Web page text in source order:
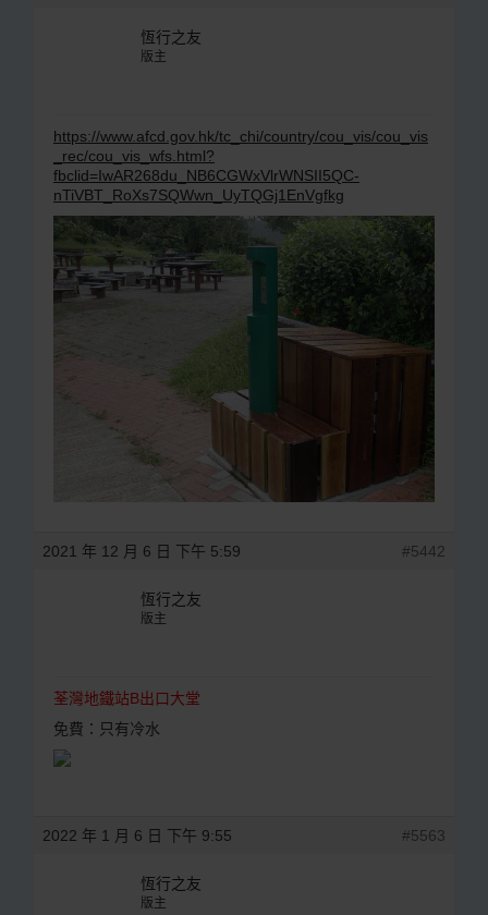
恆行之友
版主
https://www.afcd.gov.hk/tc_chi/country/cou_vis/cou_vis
_rec/cou_vis_wfs.html?
fbclid=IwAR268du_NB6CGWxVlrWNSII5QC-
nTiVBT_RoXs7SQWwn_UyTQGj1EnVgfkg
2021 年 12 月 6 日 下午 5:59 #5442
恆行之友
版主
荃灣地鐵站B出口大堂
免費：只有冷水
2022 年 1 月 6 日 下午 9:55 #5563
恆行之友
版主